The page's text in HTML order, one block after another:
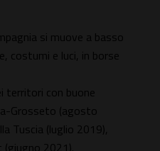
si muove a basso
costumi e luci, in borse
territori con buone
Grosseto (agosto
Tuscia (luglio 2019),
2021).